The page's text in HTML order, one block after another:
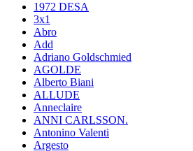
1972 DESA
3x1
Abro
Add
Adriano Goldschmied
AGOLDE
Alberto Biani
ALLUDE
Anneclaire
ANNI CARLSSON.
Antonino Valenti
Argesto